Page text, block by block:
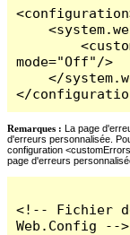
    <system.web>
        <customErrors
mode="Off"/>
    </system.web>
</
Remarques : La page
d'erreurs personnalisée.
configuration
page d'erreurs
<!-- Fichier
Web.Config -->